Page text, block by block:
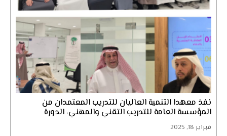
نفذ معهدا التنمية العاليان للتدريب المعتمدان من
المؤسسة العامة للتدريب التقني والمهني، الدورة
التطويرية: (مهارات...
فبراير 18, 2025